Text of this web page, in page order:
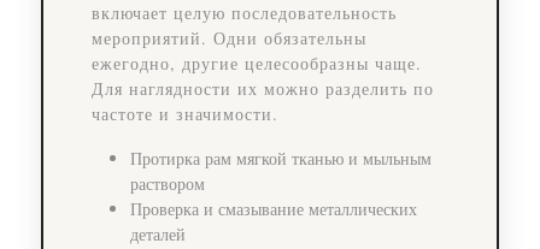
включает целую последовательность
мероприятий. Одни обязательны
ежегодно, другие целесообразны чаще.
Для наглядности их можно разделить по
частоте и значимости.
Протирка рам мягкой тканью и мыльным
раствором
Проверка и смазывание металлических
деталей